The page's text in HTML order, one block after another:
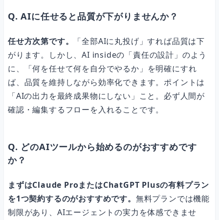
Q. AIに任せると品質が下がりませんか？
任せ方次第です。
「全部AIに丸投げ」すれば品質は下
がります。しかし、AI insideの「責任の設計」のよう
に、「何を任せて何を自分でやるか」を明確にすれ
ば、品質を維持しながら効率化できます。ポイントは
「AIの出力を最終成果物にしない」こと。必ず人間が
確認・編集するフローを入れることです。
Q. どのAIツールから始めるのがおすすめです
か？
まずはClaude ProまたはChatGPT Plusの有料プラン
を1つ契約するのがおすすめです。 無料プランでは機能
制限があり、AIエージェントの実力を体感できませ